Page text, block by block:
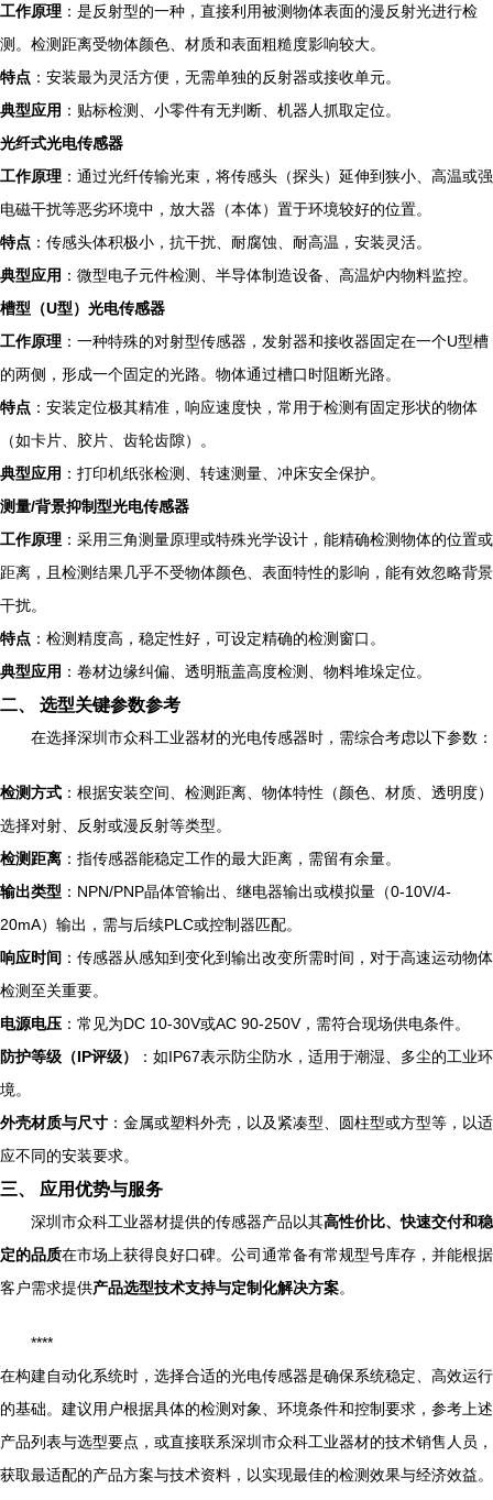
工作原理 ：是反射型的一种，直接利用被测物体表面的漫反射光进行检
测。检测距离受物体颜色、材质和表面粗糙度影响较大。
特点 ：安装最为灵活方便，无需单独的反射器或接收单元。
典型应用 ：贴标检测、小零件有无判断、机器人抓取定位。
光纤式光电传感器
工作原理 ：通过光纤传输光束，将传感头（探头）延伸到狭小、高温或强
电磁干扰等恶劣环境中，放大器（本体）置于环境较好的位置。
特点 ：传感头体积极小，抗干扰、耐腐蚀、耐高温，安装灵活。
典型应用 ：微型电子元件检测、半导体制造设备、高温炉内物料监控。
槽型（U型）光电传感器
工作原理 ：一种特殊的对射型传感器，发射器和接收器固定在一个U型槽
的两侧，形成一个固定的光路。物体通过槽口时阻断光路。
特点 ：安装定位极其精准，响应速度快，常用于检测有固定形状的物体
（如卡片、胶片、齿轮齿隙）。
典型应用 ：打印机纸张检测、转速测量、冲床安全保护。
测量/背景抑制型光电传感器
工作原理 ：采用三角测量原理或特殊光学设计，能精确检测物体的位置或
距离，且检测结果几乎不受物体颜色、表面特性的影响，能有效忽略背景
干扰。
特点 ：检测精度高，稳定性好，可设定精确的检测窗口。
典型应用 ：卷材边缘纠偏、透明瓶盖高度检测、物料堆垛定位。
二、 选型关键参数参考
在选择深圳市众科工业器材的光电传感器时，需综合考虑以下参数：
检测方式 ：根据安装空间、检测距离、物体特性（颜色、材质、透明度）
选择对射、反射或漫反射等类型。
检测距离 ：指传感器能稳定工作的最大距离，需留有余量。
输出类型 ：NPN/PNP晶体管输出、继电器输出或模拟量（0-10V/4-
20mA）输出，需与后续PLC或控制器匹配。
响应时间 ：传感器从感知到变化到输出改变所需时间，对于高速运动物体
检测至关重要。
电源电压 ：常见为DC 10-30V或AC 90-250V，需符合现场供电条件。
防护等级（IP评级）
：如IP67表示防尘防水，适用于潮湿、多尘的工业环
境。
外壳材质与尺寸 ：金属或塑料外壳，以及紧凑型、圆柱型或方型等，以适
应不同的安装要求。
三、 应用优势与服务
深圳市众科工业器材提供的传感器产品以其高性价比、快速交付和稳
定的品质在市场上获得良好口碑。公司通常备有常规型号库存，并能根据
客户需求提供产品选型技术支持与定制化解决方案。
****
在构建自动化系统时，选择合适的光电传感器是确保系统稳定、高效运行
的基础。建议用户根据具体的检测对象、环境条件和控制要求，参考上述
产品列表与选型要点，或直接联系深圳市众科工业器材的技术销售人员，
获取最适配的产品方案与技术资料，以实现最佳的检测效果与经济效益。